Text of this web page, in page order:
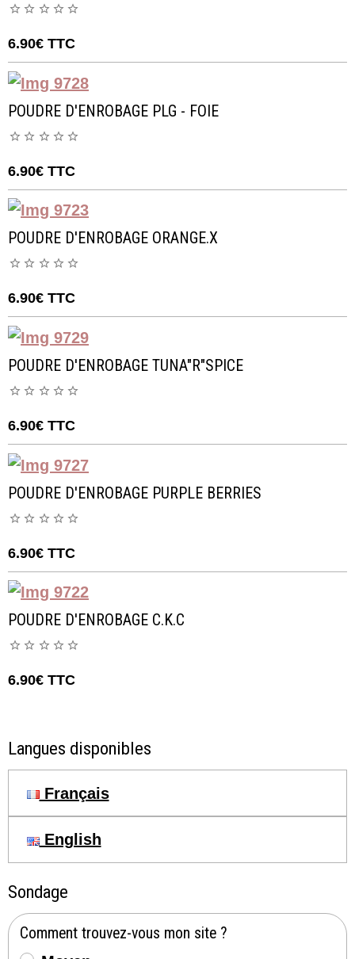
6.90€ TTC
POUDRE D'ENROBAGE PLG - FOIE
6.90€ TTC
POUDRE D'ENROBAGE ORANGE.X
6.90€ TTC
POUDRE D'ENROBAGE TUNA"R"SPICE
6.90€ TTC
POUDRE D'ENROBAGE PURPLE BERRIES
6.90€ TTC
POUDRE D'ENROBAGE C.K.C
6.90€ TTC
Langues disponibles
Français
English
Sondage
Comment trouvez-vous mon site ?